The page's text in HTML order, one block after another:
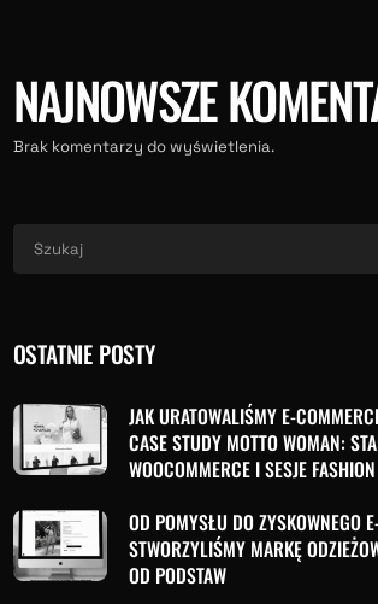
NAJNOWSZE
Brak komentarzy do wyświetlenia.
OSTATNIE POSTY
JAK URATOWALIŚMY E-
CASE STUDY MOTTO WOMAN:
WOOCOMMERCE I SESJE FASHION
OD POMYSŁU DO ZYSKOWNEGO
STWORZYLIŚMY MARKĘ
OD PODSTAW